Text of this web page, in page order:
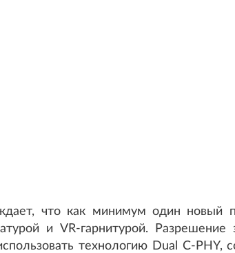
что как минимум один новый
и VR-гарнитурой.
технологию Dual C-